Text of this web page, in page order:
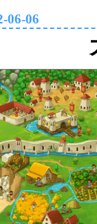
06-06